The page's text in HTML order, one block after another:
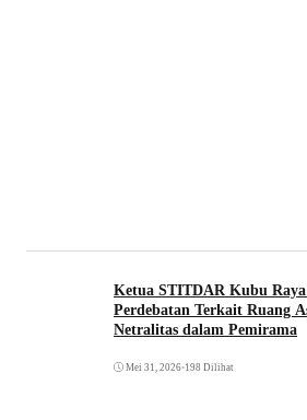
Ketua STITDAR Kubu
Perdebatan Terkait Ruang
Netralitas dalam Pemirama
Mei 31, 2026•198 Dilihat